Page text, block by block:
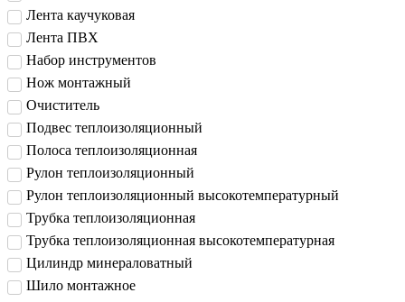
Лента каучуковая
Лента ПВХ
Набор инструментов
Нож монтажный
Очиститель
Подвес теплоизоляционный
Полоса теплоизоляционная
Рулон теплоизоляционный
Рулон теплоизоляционный высокотемпературный
Трубка теплоизоляционная
Трубка теплоизоляционная высокотемпературная
Цилиндр минераловатный
Шило монтажное